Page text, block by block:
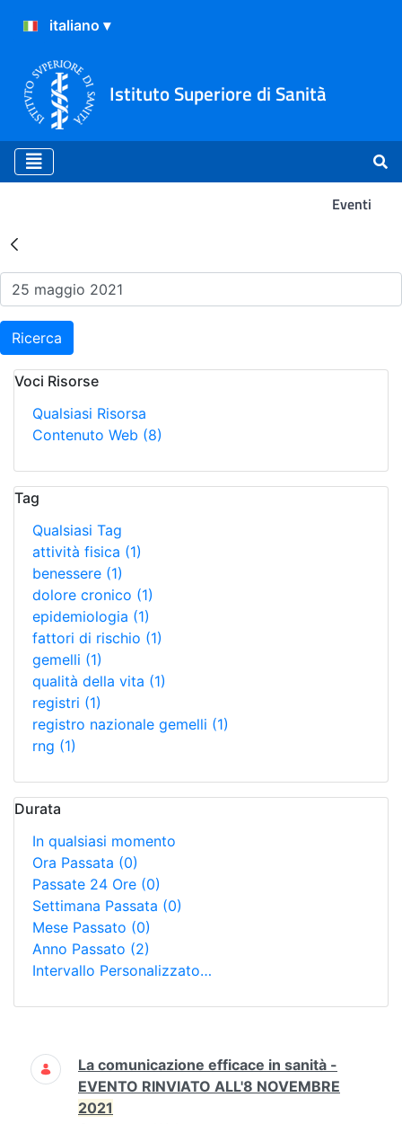
Istituto Superiore di Sanità
Eventi
Risultati della Ricerca -
Ricerca
Voci Risorse
Qualsiasi Risorsa
Contenuto Web (8)
Tag
Qualsiasi Tag
attività fisica (1)
benessere (1)
dolore cronico (1)
epidemiologia (1)
fattori di rischio (1)
gemelli (1)
qualità della vita (1)
registri (1)
registro nazionale gemelli (1)
rng (1)
Durata
In qualsiasi momento
Ora Passata (0)
Passate 24 Ore (0)
Settimana Passata (0)
Mese Passato (0)
Anno Passato (2)
Intervallo Personalizzato…
Ricerca
La comunicazione efficace in sanità -
EVENTO RINVIATO ALL'8 NOVEMBRE
2021